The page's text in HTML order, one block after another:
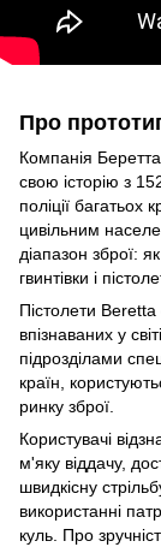
Про
Компанія
свою історію з
поліції багатьох
цивільним
діапазон зброї:
гвинтівки і
Пістолети
впізнаваних у
підрозділами
країн,
ринку зброї.
Користувачі
м'яку віддачу,
швидкісну
використанні
куль. Про